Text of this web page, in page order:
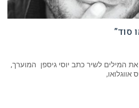
סוד”
המילים לשיר כתב יוסי גיספן המוערך,
אווגלואו,